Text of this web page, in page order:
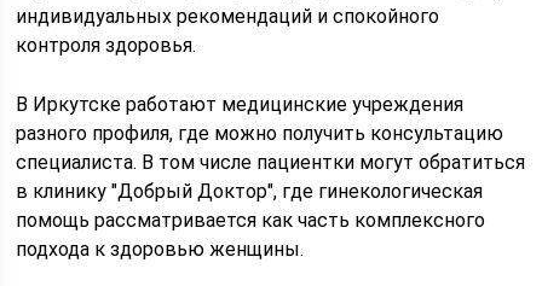
индивидуальных рекомендаций и спокойного
контроля здоровья.
В Иркутске работают медицинские учреждения
разного профиля, где можно получить консультацию
специалиста. В том числе пациентки могут обратиться
в клинику "Добрый Доктор", где гинекологическая
помощь рассматривается как часть комплексного
подхода к здоровью женщины.